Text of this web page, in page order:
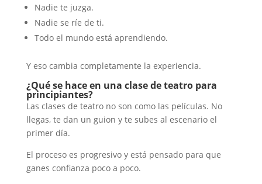
Nadie te juzga.
Nadie se ríe de ti.
Todo el mundo está aprendiendo.
Y eso cambia completamente la experiencia.
¿Qué se hace en una clase de teatro para
principiantes?
Las clases de teatro no son como las películas. No
llegas, te dan un guion y te subes al escenario el
primer día.
El proceso es progresivo y está pensado para que
ganes confianza poco a poco.